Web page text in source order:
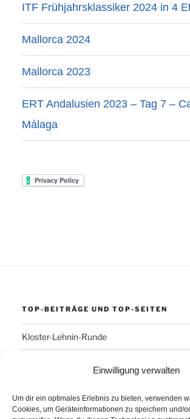
Einwilligung verwalten
Um dir ein optimales Erlebnis zu bieten, verwenden
Cookies, um Geräteinformationen zu speichern und/
ITF Frühjahrsklassiker 2024 in 4
Mallorca 2024
Mallorca 2023
ERT Andalusien 2023 – Tag 7 –
Málaga
TOP-BEITRÄGE UND TOP-SEITEN
Kloster-Lehnin-Runde
Arber Daum Ergo 8i ErgoPlanet